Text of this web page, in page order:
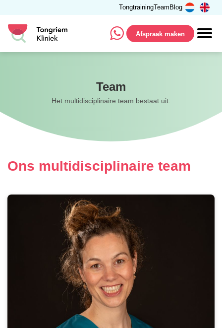
TongtrainingTeam Blog
Afspraak maken
Team
Het multidisciplinaire team bestaat uit:
Ons multidisciplinaire team